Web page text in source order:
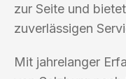
zur Seite und
zuverlässigen
Mit jahrelanger